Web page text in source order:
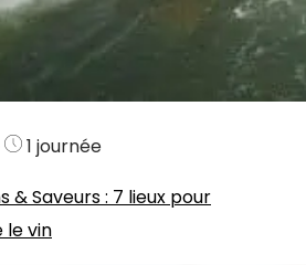
1 journée
& Saveurs: 7 lieux pour
le vin